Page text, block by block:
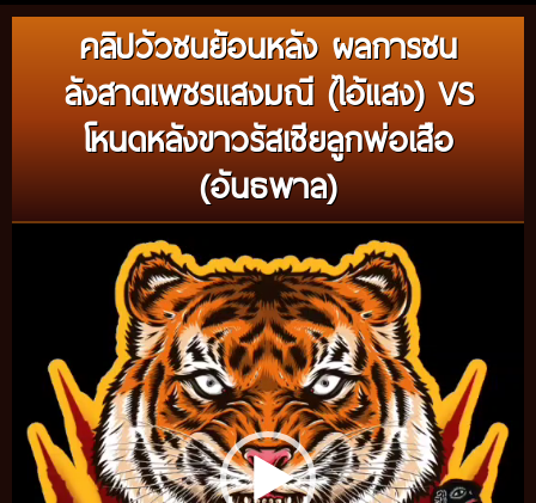
คลิปวัวชนย้อนหลัง ผลการชน
ลังสาดเพชรแสงมณี (ไอ้แสง) VS
โหนดหลังขาวรัสเซียลูกพ่อเสือ
(อันธพาล)